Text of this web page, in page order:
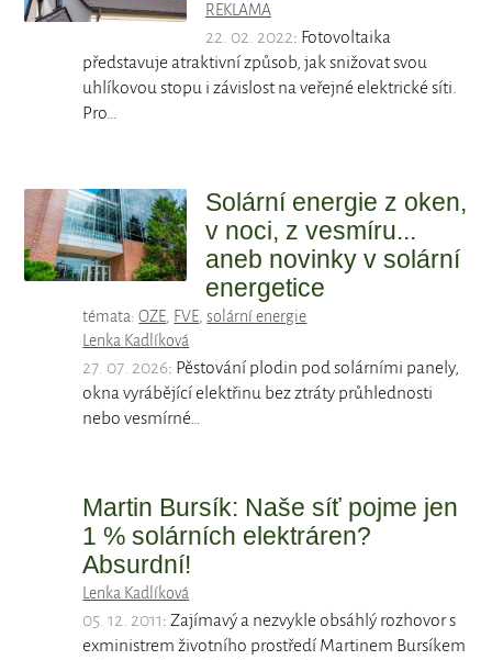
REKLAMA
22. 02. 2022: Fotovoltaika
představuje atraktivní způsob, jak snižovat svou
uhlíkovou stopu i závislost na veřejné elektrické síti.
Pro…
Solární energie z oken,
v noci, z vesmíru...
aneb novinky v solární
energetice
témata:OZE, FVE,solární energie
Lenka Kadlíková
27. 07. 2026: Pěstování plodin pod solárními panely,
okna vyrábějící elektřinu bez ztráty průhlednosti
nebo vesmírné…
Martin Bursík: Naše síť pojme jen
1 % solárních elektráren?
Absurdní!
Lenka Kadlíková
05. 12. 2011: Zajímavý a nezvykle obsáhlý rozhovor s
exministrem životního prostředí Martinem Bursíkem